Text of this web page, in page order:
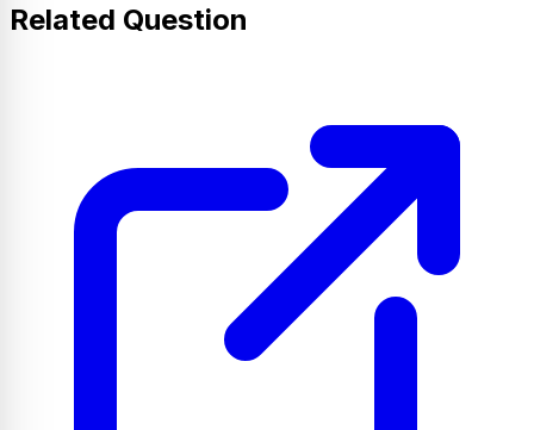
Related Question